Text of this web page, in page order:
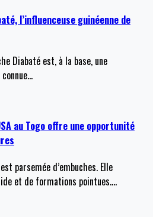
l’influenceuse guinéenne de
Diabaté est, à la base, une
…
au Togo offre une opportunité
parsemée d’embuches. Elle
et de formations pointues.…